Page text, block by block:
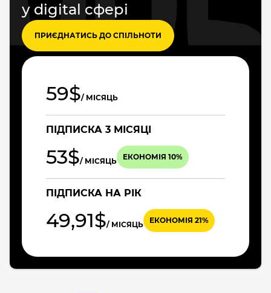
у digital сфері
ПРИЄДНАТИСЬ ДО СПІЛЬНОТИ
59$/ МІСЯЦЬ
ПІДПИСКА 3 МІСЯЦІ
53$/ МІСЯЦЬ ЕКОНОМІЯ 10%
ПІДПИСКА НА РІК
49,91$/ МІСЯЦЬ ЕКОНОМІЯ 21%